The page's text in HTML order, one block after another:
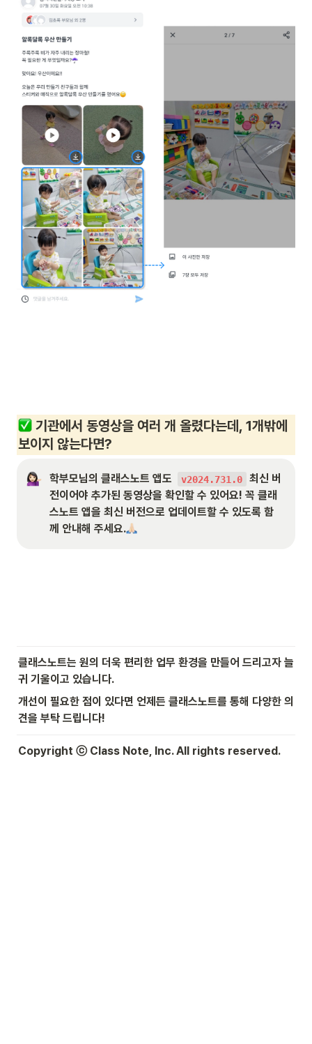
기관에서 동영상을 여러 개 올렸다는데, 1개밖에
보이지 않는다면?
학부모님의 클래스노트 앱도 v2024.731.0
최신 버
전이어야 추가된 동영상을 확인할 수 있어요! 꼭 클래
스노트 앱을 최신 버전으로 업데이트할 수 있도록 함
께 안내해 주세요.
클래스노트는 원의 더욱 편리한 업무 환경을 만들어 드리고자 늘
귀 기울이고 있습니다.
개선이 필요한 점이 있다면 언제든 클래스노트를 통해 다양한 의
견을 부탁 드립니다!
Copyright ⓒ Class Note, Inc. All rights reserved.